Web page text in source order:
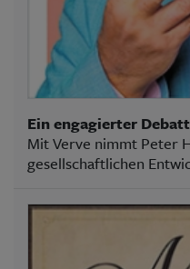
Ein engagierter
Mit Verve nimmt Peter
gesellschaftlichen